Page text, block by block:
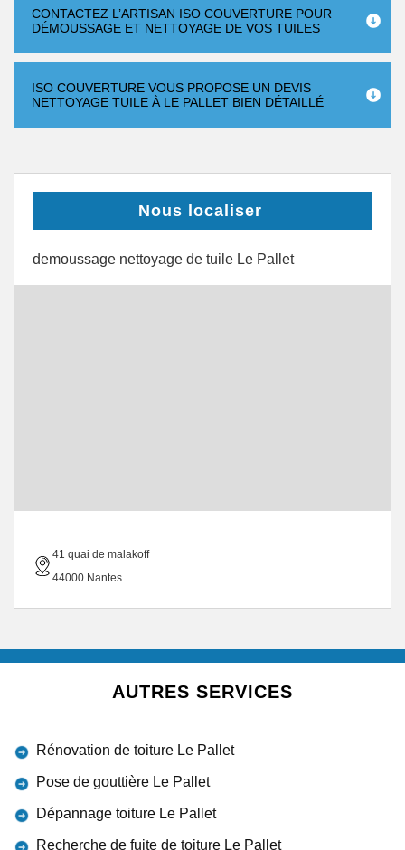
CONTACTEZ L’ARTISAN ISO COUVERTURE POUR
DÉMOUSSAGE ET NETTOYAGE DE VOS TUILES
ISO COUVERTURE VOUS PROPOSE UN DEVIS
NETTOYAGE TUILE À LE PALLET BIEN DÉTAILLÉ
Nous localiser
demoussage nettoyage de tuile Le Pallet
41 quai de malakoff
44000 Nantes
AUTRES SERVICES
Rénovation de toiture Le Pallet
Pose de gouttière Le Pallet
Dépannage toiture Le Pallet
Recherche de fuite de toiture Le Pallet